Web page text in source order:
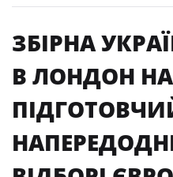
ЗБІРНА
В ЛОНДОН НА